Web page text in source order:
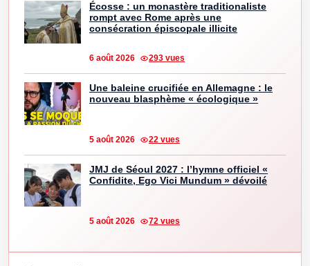
Écosse : un monastère traditionaliste
rompt avec Rome après une
consécration épiscopale illicite
6 août 2026 293 vues
Une baleine crucifiée en Allemagne : le
nouveau blasphème « écologique »
5 août 2026 22 vues
JMJ de Séoul 2027 : l’hymne officiel «
Confidite, Ego Vici Mundum » dévoilé
5 août 2026 72 vues